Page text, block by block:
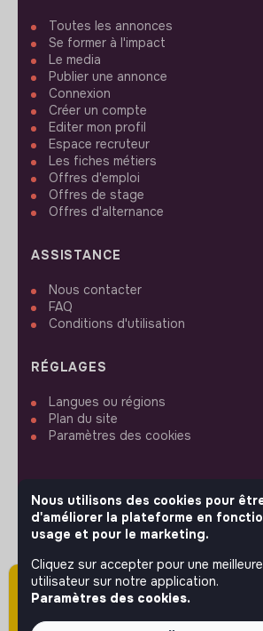
Attention cette annonce a été
plus de 60 jours (le 13/04/2026)
doute expirée ou non mise à jour.
Toutes les annonces
Se former à l'impact
Le media
Publier une annonce
Connexion
Créer un compte
Editer mon profil
Espace recruteur
Les fiches métiers
Offres d'emploi
Offres de stage
Offres d'alternance
ASSISTANCE
Nous contacter
FAQ
Conditions d'utilisation
RÉGLAGES
Langues ou régions
Plan du site
Paramètres des cookies
SUIVEZ-NOUS
© 2026 jobs that makesense.
Nous utilisons des cookies pour
d'améliorer la plateforme en
usage et pour le marketing.
Cliquez sur accepter pour une
utilisateur sur notre application.
Paramètres des cookies.